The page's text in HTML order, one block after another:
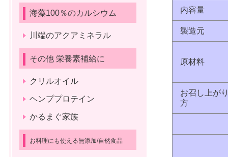
内容量
製造元
原材料
お召し上が
方
海藻100％のカルシウム
川端のアクアミネラル
その他 栄養素補給に
クリルオイル
ヘンププロテイン
かるまぐ家族
お料理にも使える無添加/自然食品